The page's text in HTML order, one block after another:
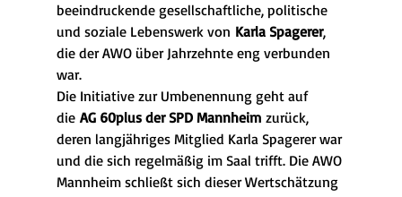
beeindruckende gesellschaftliche, politische
und soziale Lebenswerk von Karla Spagerer,
die der AWO über Jahrzehnte eng verbunden
war.
Die Initiative zur Umbenennung geht auf
die AG 60plus der SPD Mannheim zurück,
deren langjähriges Mitglied Karla Spagerer war
und die sich regelmäßig im Saal trifft. Die AWO
Mannheim schließt sich dieser Wertschätzung